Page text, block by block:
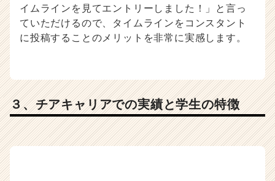
イムラインを見てエントリーしました！」と言っ
ていただけるので、タイムラインをコンスタント
に投稿することのメリットを非常に実感します。
３、チアキャリアでの実績と学生の特徴